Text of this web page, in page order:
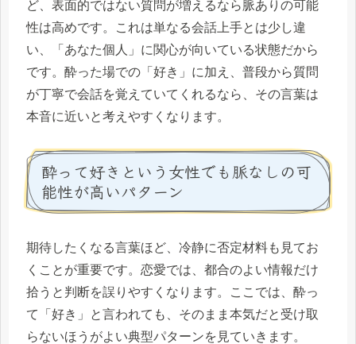
ど、表面的ではない質問が増えるなら脈ありの可能
性は高めです。これは単なる会話上手とは少し違
い、「あなた個人」に関心が向いている状態だから
です。酔った場での「好き」に加え、普段から質問
が丁寧で会話を覚えていてくれるなら、その言葉は
本音に近いと考えやすくなります。
酔って好きという女性でも脈なしの可
能性が高いパターン
期待したくなる言葉ほど、冷静に否定材料も見てお
くことが重要です。恋愛では、都合のよい情報だけ
拾うと判断を誤りやすくなります。ここでは、酔っ
て「好き」と言われても、そのまま本気だと受け取
らないほうがよい典型パターンを見ていきます。